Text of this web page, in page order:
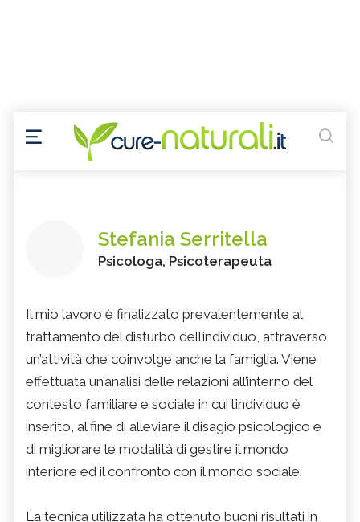
Stefania Serritella
Psicologa, Psicoterapeuta
Il mio lavoro è finalizzato prevalentemente al
trattamento del disturbo dell’individuo, attraverso
un’attività che coinvolge anche la famiglia. Viene
effettuata un’analisi delle relazioni all’interno del
contesto familiare e sociale in cui l’individuo è
inserito, al fine di alleviare il disagio psicologico e
di migliorare le modalità di gestire il mondo
interiore ed il confronto con il mondo sociale.
La tecnica utilizzata ha ottenuto buoni risultati in